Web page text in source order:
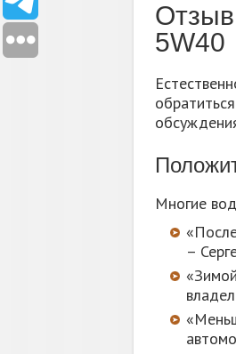
5W40
Многие
–